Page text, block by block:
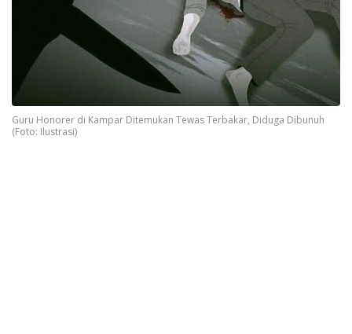
Guru Honorer di Kampar Ditemukan Tewas Terbakar, Diduga Dibunuh
(Foto: Ilustrasi)